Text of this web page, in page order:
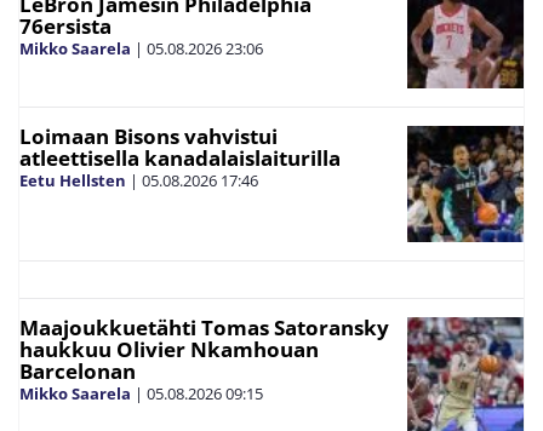
76ersista
Mikko Saarela | 05.08.202623:06
Loimaan Bisons vahvistui
atleettisella kanadalaislaiturilla
Eetu Hellsten | 05.08.2026 17:46
Maajoukkuetähti Tomas Satoransky
haukkuu Olivier Nkamhouan
Barcelonan
Mikko Saarela | 05.08.202609:15